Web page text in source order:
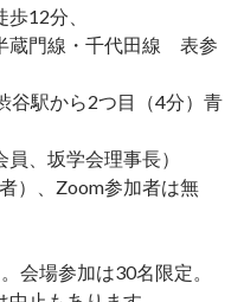
12分、
線・千代田線 表参
から2つ目（4分）青
、坂学会理事長）
）、Zoom参加者は無
会場参加は30名限定。